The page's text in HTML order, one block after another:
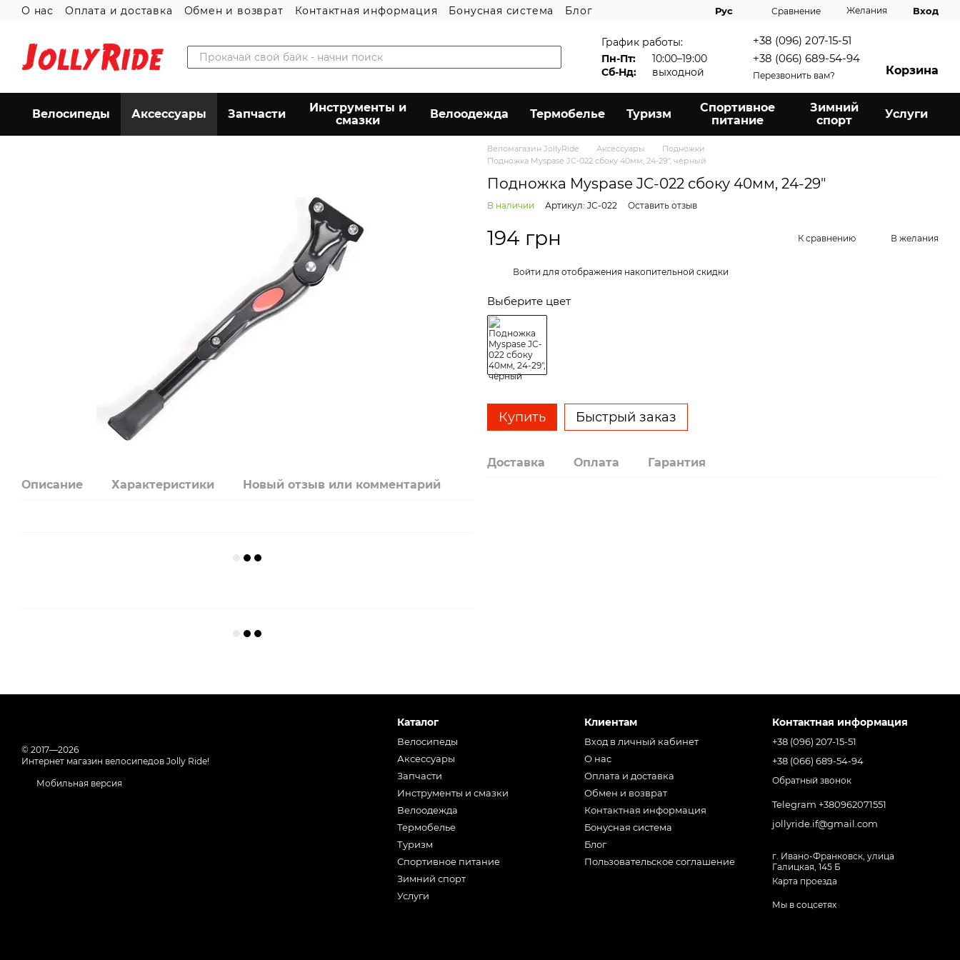
Перейти к основному контенту
О нас Оплата и доставка Обмен и возврат Контактная информация Бонусная система
Блог
Рус Сравнение Желания Вход
График работы:
Пн-Пт:
10:00–19:00
Сб-Нд:
выходной
+38 (096) 207-15-51
+38 (066) 689-54-94
Перезвонить вам? Корзина
Велосипеды Аксессуары Запчасти
Инструменты и
смазки
Велоодежда Термобелье Туризм
Спортивное
питание
Зимний
спорт
Услуги
Описание Характеристики Новый отзыв или комментарий
Веломагазин JollyRide Аксессуары
Подножки
Подножка Myspase JC-022 сбоку 40мм, 24-29", чёрный
Подножка Myspase JC-022 сбоку 40мм, 24-29"
В наличии Артикул: JC-022 Оставить отзыв
194 грн К сравнению В желания
Войти для отображения накопительной скидки
Выберите цвет
Купить Быстрый заказ
Доставка Оплата Гарантия
© 2017—2026
Интернет магазин велосипедов Jolly Ride!
Мобильная версия
Каталог
Велосипеды
Аксессуары
Запчасти
Инструменты и смазки
Велоодежда
Термобелье
Туризм
Спортивное питание
Зимний спорт
Услуги
Клиентам
Вход в личный кабинет
О нас
Оплата и доставка
Обмен и возврат
Контактная информация
Бонусная система
Блог
Пользовательское соглашение
Контактная информация
+38 (096) 207-15-51
+38 (066) 689-54-94
Обратный звонок
Telegram +380962071551
jollyride.if@gmail.com
г. Ивано-Франковск, улица
Галицкая, 145 Б
Карта проезда
Мы в соцсетях